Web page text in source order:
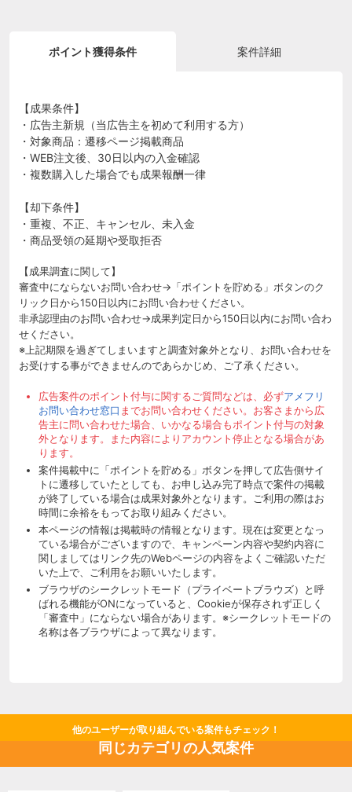
ポイント獲得条件 案件詳細
【成果条件】
・広告主新規（当広告主を初めて利用する方）
・対象商品：遷移ページ掲載商品
・WEB注文後、30日以内の入金確認
・複数購入した場合でも成果報酬一律
【却下条件】
・重複、不正、キャンセル、未入金
・商品受領の延期や受取拒否
【成果調査に関して】
審査中にならないお問い合わせ→「ポイントを貯める」ボタンのク
リック日から150日以内にお問い合わせください。
非承認理由のお問い合わせ→成果判定日から150日以内にお問い合わ
せください。
※上記期限を過ぎてしまいますと調査対象外となり、お問い合わせを
お受けする事ができませんのであらかじめ、ご了承ください。
広告案件のポイント付与に関するご質問などは、必ずアメフリ
お問い合わせ窓口 までお問い合わせください。お客さまから広
告主に問い合わせた場合、いかなる場合もポイント付与の対象
外となります。また内容によりアカウント停止となる場合があ
ります。
案件掲載中に「ポイントを貯める」ボタンを押して広告側サイ
トに遷移していたとしても、お申し込み完了時点で案件の掲載
が終了している場合は成果対象外となります。ご利用の際はお
時間に余裕をもってお取り組みください。
本ページの情報は掲載時の情報となります。現在は変更となっ
ている場合がございますので、キャンペーン内容や契約内容に
関しましてはリンク先のWebページの内容をよくご確認いただ
いた上で、ご利用をお願いいたします。
ブラウザのシークレットモード（プライベートブラウズ）と呼
ばれる機能がONになっていると、Cookieが保存されず正しく
「審査中」にならない場合があります。※シークレットモードの
名称は各ブラウザによって異なります。
他のユーザーが取り組んでいる案件もチェック！
同じカテゴリの人気案件